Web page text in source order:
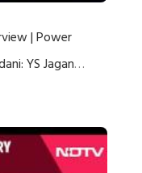
| Power
YS Jagan